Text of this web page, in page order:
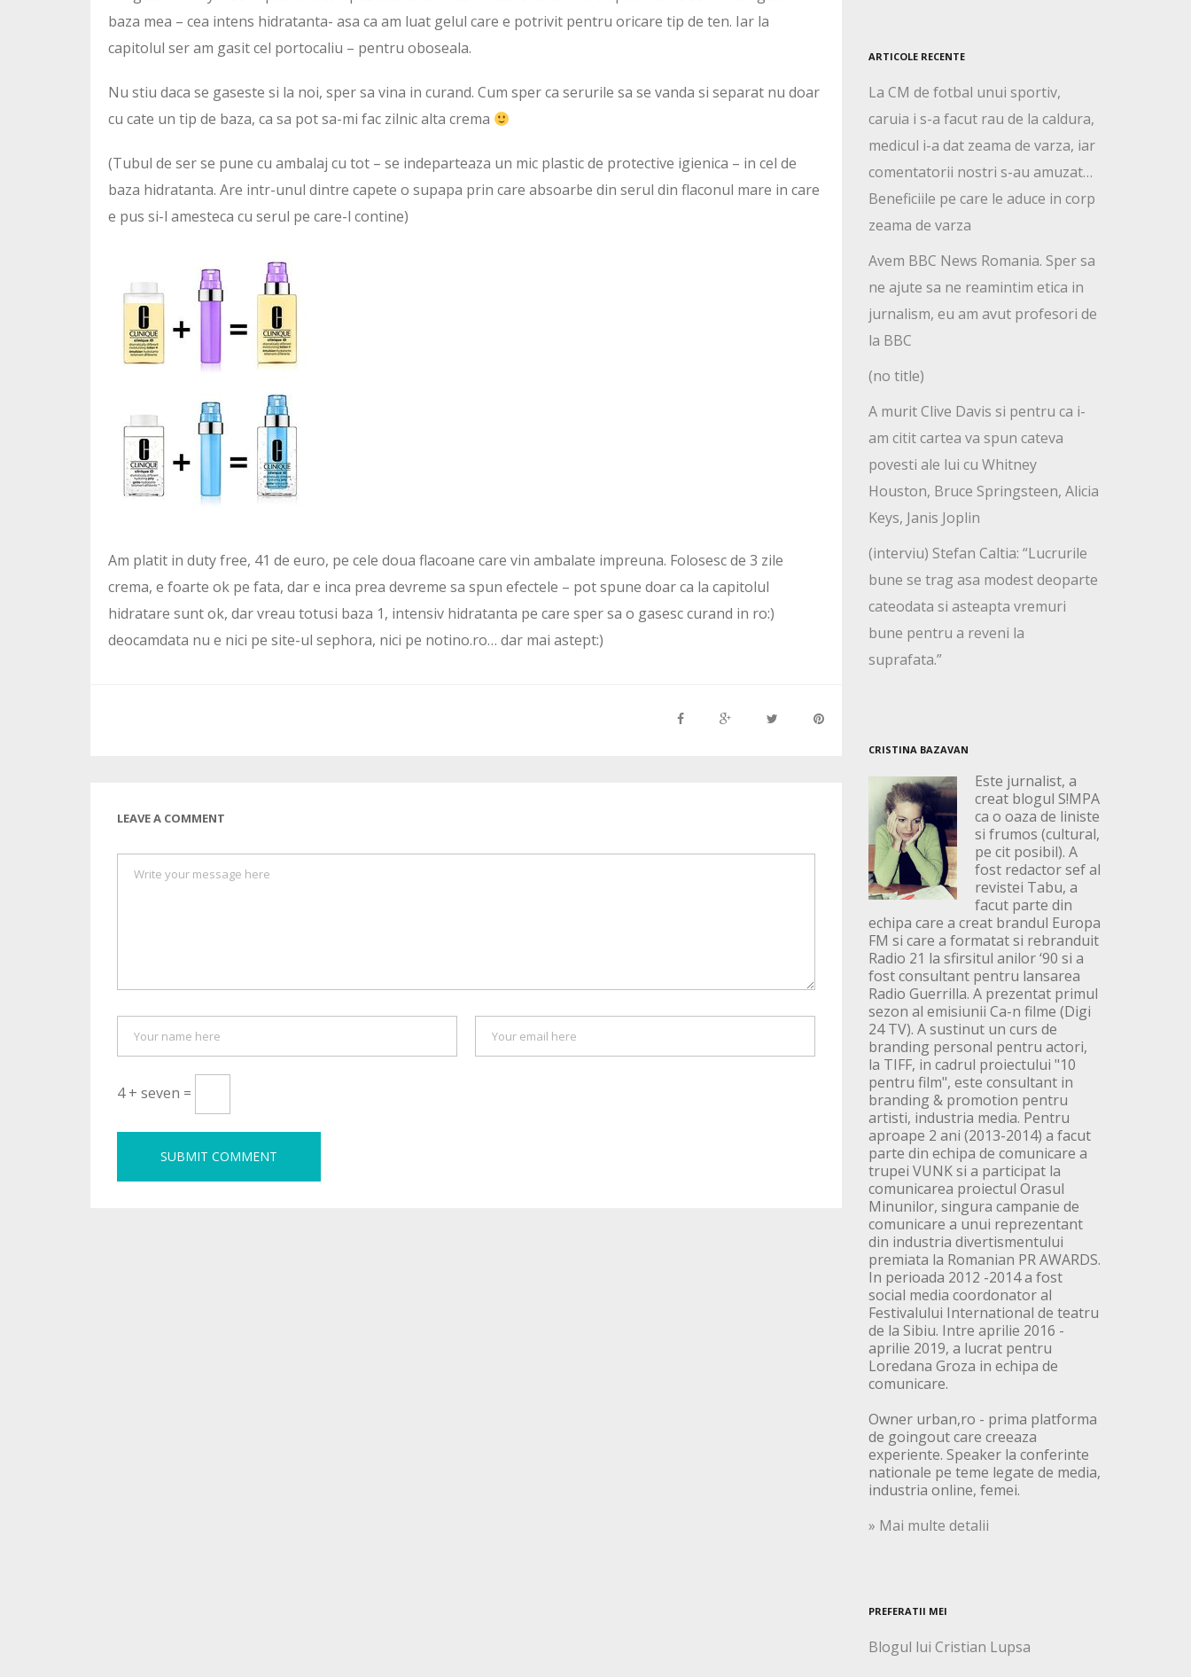
baza mea – cea intens hidratanta- asa ca am luat gelul care e potrivit pentru oricare tip de ten. Iar la
capitolul ser am gasit cel portocaliu – pentru oboseala.
Nu stiu daca se gaseste si la noi, sper sa vina in curand. Cum sper ca serurile sa se vanda si separat nu doar
cu cate un tip de baza, ca sa pot sa-mi fac zilnic alta crema
(Tubul de ser se pune cu ambalaj cu tot – se indeparteaza un mic plastic de protective igienica – in cel de
baza hidratanta. Are intr-unul dintre capete o supapa prin care absoarbe din serul din flaconul mare in care
e pus si-l amesteca cu serul pe care-l contine)
Am platit in duty free, 41 de euro, pe cele doua flacoane care vin ambalate impreuna. Folosesc de 3 zile
crema, e foarte ok pe fata, dar e inca prea devreme sa spun efectele – pot spune doar ca la capitolul
hidratare sunt ok, dar vreau totusi baza 1, intensiv hidratanta pe care sper sa o gasesc curand in ro:)
deocamdata nu e nici pe site-ul sephora, nici pe notino.ro… dar mai astept:)
LEAVE A COMMENT
4 + seven =
ARTICOLE RECENTE
La CM de fotbal unui sportiv,
caruia i s-a facut rau de la caldura,
medicul i-a dat zeama de varza, iar
comentatorii nostri s-au amuzat…
Beneficiile pe care le aduce in corp
zeama de varza
Avem BBC News Romania. Sper sa
ne ajute sa ne reamintim etica in
jurnalism, eu am avut profesori de
la BBC
(no title)
A murit Clive Davis si pentru ca i-
am citit cartea va spun cateva
povesti ale lui cu Whitney
Houston, Bruce Springsteen, Alicia
Keys, Janis Joplin
(interviu) Stefan Caltia: “Lucrurile
bune se trag asa modest deoparte
cateodata si asteapta vremuri
bune pentru a reveni la
suprafata.”
CRISTINA BAZAVAN
Este jurnalist, a
creat blogul S!MPA
ca o oaza de liniste
si frumos (cultural,
pe cit posibil). A
fost redactor sef al
revistei Tabu, a
facut parte din
echipa care a creat brandul Europa
FM si care a formatat si rebranduit
Radio 21 la sfirsitul anilor ‘90 si a
fost consultant pentru lansarea
Radio Guerrilla. A prezentat primul
sezon al emisiunii Ca-n filme (Digi
24 TV). A sustinut un curs de
branding personal pentru actori,
la TIFF, in cadrul proiectului "10
pentru film", este consultant in
branding & promotion pentru
artisti, industria media. Pentru
aproape 2 ani (2013-2014) a facut
parte din echipa de comunicare a
trupei VUNK si a participat la
comunicarea proiectul Orasul
Minunilor, singura campanie de
comunicare a unui reprezentant
din industria divertismentului
premiata la Romanian PR AWARDS.
In perioada 2012 -2014 a fost
social media coordonator al
Festivalului International de teatru
de la Sibiu. Intre aprilie 2016 -
aprilie 2019, a lucrat pentru
Loredana Groza in echipa de
comunicare.
Owner urban,ro - prima platforma
de goingout care creeaza
experiente. Speaker la conferinte
nationale pe teme legate de media,
industria online, femei.
» Mai multe detalii
PREFERATII MEI
Blogul lui Cristian Lupsa